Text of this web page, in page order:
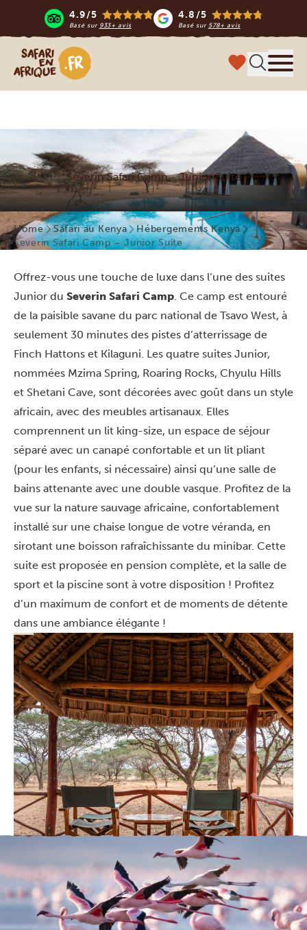
4.9/5
Basé sur 933+ avis
4.8/5
Basé sur 578+ avis
Safari en Afrique
Severin Safari Camp - Junior Suite
Home Safari au Kenya
Hébergements Kenya
Severin Safari Camp – Junior Suite
Offrez-vous une touche de luxe dans l’une des suites
Junior du Severin Safari Camp. Ce camp est entouré
de la paisible savane du parc national de Tsavo West, à
seulement 30 minutes des pistes d’atterrissage de
Finch Hattons et Kilaguni. Les quatre suites Junior,
nommées Mzima Spring, Roaring Rocks, Chyulu Hills
et Shetani Cave, sont décorées avec goût dans un style
africain, avec des meubles artisanaux. Elles
comprennent un lit king-size, un espace de séjour
séparé avec un canapé confortable et un lit pliant
(pour les enfants, si nécessaire) ainsi qu’une salle de
bains attenante avec une double vasque. Profitez de la
vue sur la nature sauvage africaine, confortablement
installé sur une chaise longue de votre véranda, en
sirotant une boisson rafraîchissante du minibar. Cette
suite est proposée en pension complète, et la salle de
sport et la piscine sont à votre disposition ! Profitez
d’un maximum de confort et de moments de détente
dans une ambiance élégante !